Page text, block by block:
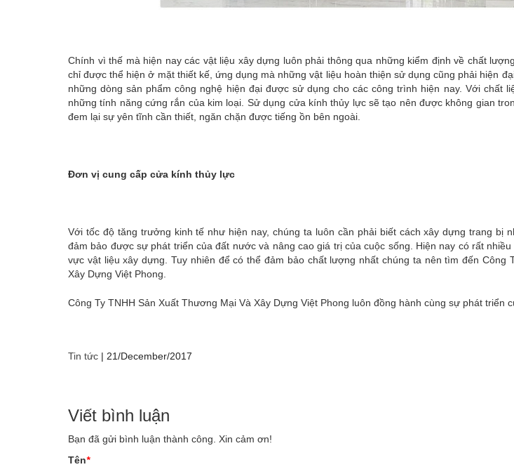
Chính vì thế mà hiện nay các vật liệu xây dựng luôn phải thông qua những kiểm định về chất
chỉ được thể hiện ở mặt thiết kế, ứng dụng mà những vật liệu hoàn thiện sử dụng cũng phải hiện
những dòng sản phẩm công nghệ hiện đại được sử dụng cho các công trình hiện nay. Với chất
những tính năng cứng rắn của kim loại. Sử dụng cửa kính thủy lực sẽ tạo nên được không gian
đem lại sự yên tĩnh cần thiết, ngăn chặn được tiếng ồn bên ngoài.
Đơn vị cung cấp cửa kính thủy lực
Với tốc độ tăng trưởng kinh tế như hiện nay, chúng ta luôn cần phải biết cách xây dựng trang bị
đảm bảo được sự phát triển của đất nước và nâng cao giá trị của cuộc sống. Hiện nay có rất
vực vật liệu xây dựng. Tuy nhiên để có thể đảm bảo chất lượng nhất chúng ta nên tìm đến Công
Xây Dựng Việt Phong.
Công Ty TNHH Sản Xuất Thương Mại Và Xây Dựng Việt Phong luôn đồng hành cùng sự phát triển
Tin tức | 21/December/2017
Viết bình luận
Bạn đã gửi bình luận thành công. Xin cảm ơn!
Tên*